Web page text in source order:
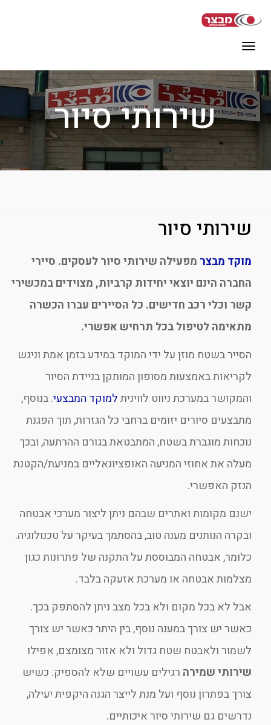
שירותי סיור
שירותי סיור
מוקד מבצר מפעילה שירותי סיור לעסקים. סיירי
החברה הינם יוצאי יחידות קרביות, מצוידים במכשירי
קשר וכלי רכב חדישים. כל הסיירים עברו הכשרה
מתאימה לטיפול בכל תרחיש אפשרי.
הסייר בשטח מוזן על ידי המוקד במידע בזמן אמת וניגש
לקריאות באמצעות מסופון המותקן בניידת הסיור
והמקושר במערכת ניווט לוויניתלמוקד המבצעי. בנוסף,
מתבצעים סיורים יזומים ברחבי כל הגזרות, תוך הפגנת
נוכחות מוגברת בשטח, המתבטאת בגורם ההרתעה, ובכך
מעלה את אחוזי המניעה האופציונאליים במניעת/הקטנת
הנזק האפשרי.
ישנם מקומות ואתרים שבהם ניתן ליצור מערכי אבטחה
ובקרה הנותנים מענה טוב, בהסתמך בעיקר על טכנולוגיה.
כלומר, אבטחה המבוססת על התקנה של פתרונות כגון
מצלמות אבטחה או מערכת אזעקה בלבד.
אבל לא בכל מקום ולא בכל מצב ניתן להסתפק בכך.
כאשר יש צורך במענה נוסף, בין היתר כאשר יש צורך
לשמור ולאבטח שטח גדול ולא אזור מצומצם, אפילו
שירותי שמירה רגילים עשויים שלא להספיק. כשיש
צורך בפתרון נוסף ועל מנת לייצר הגנה היקפית יעילה,
נדרשים גם שירותי סיור איכותיים.